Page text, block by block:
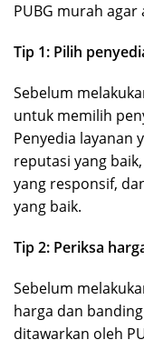
PUBG murah
Tip 1: Pilih
Sebelum
untuk memilih
Penyedia layanan
reputasi yang
yang responsif,
yang baik.
Tip 2: Periksa
Sebelum
harga dan
ditawarkan oleh